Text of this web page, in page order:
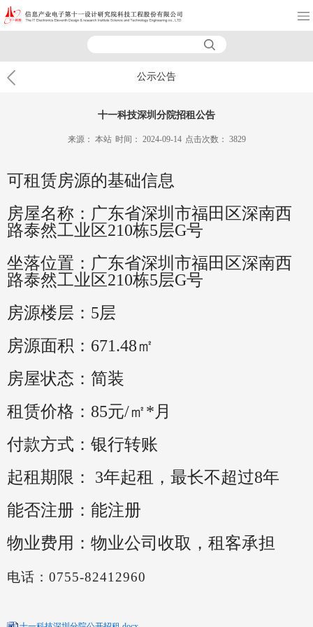
公示公告
十一科技深圳分院招租公告
来源： 本站 时间： 2024-09-14 点击次数： 3829
可租赁房源的基础信息
房屋名称：广东省深圳市福田区深南西
路泰然工业区210栋5层G号
坐落位置：广东省深圳市福田区深南西
路泰然工业区210栋5层G号
房源楼层：5层
房源面积：671.48㎡
房屋状态：简装
租赁价格：85元/㎡* 月
付款方式：银行转账
起租期限： 3年起租，最长不超过8年
能否注册：能注册
物业费用：物业公司收取，租客承担
电话：0755-82412960